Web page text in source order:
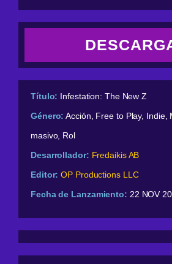
Título: Infestation: The New Z
Género: Acción, Free to Play, Indie,
masivo, Rol
Desarrollador: Fredaikis AB
Editor: OP Productions LLC
Fecha de Lanzamiento: 22 NOV